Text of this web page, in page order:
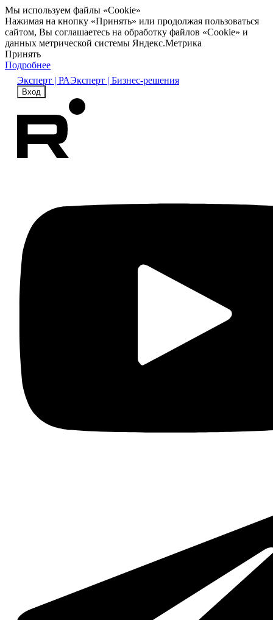
Мы используем файлы «Cookie»
Нажимая на кнопку «Принять» или продолжая пользоваться
сайтом, Вы соглашаетесь на обработку файлов «Cookie» и
данных метрической системы Яндекс.Метрика
Принять
Подробнее
Эксперт | РАЭксперт | Бизнес-решения
Вход